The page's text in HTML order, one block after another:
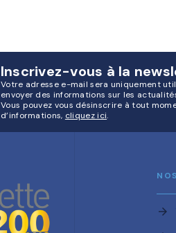
Inscrivez-vous à la
Votre adresse e-mail sera uniquement
envoyer des informations sur les
Vous pouvez vous désinscrire à tout
d’informations, cliquez ici.
arrow_forward